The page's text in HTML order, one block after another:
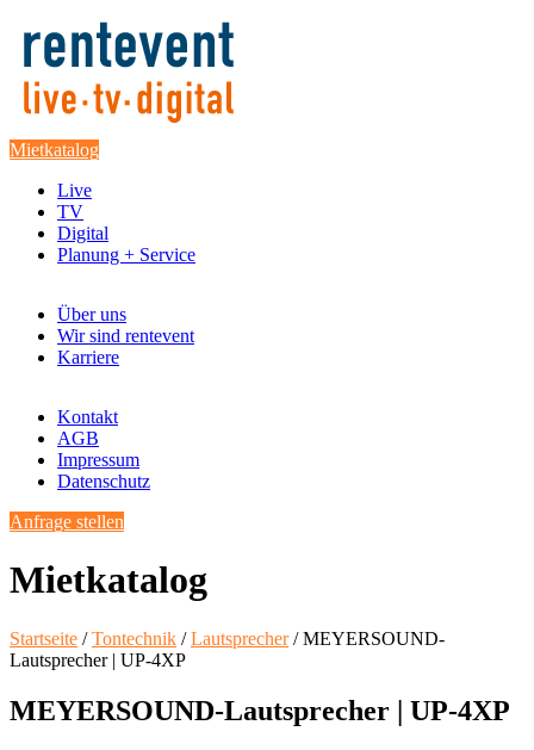
Mietkatalog
Live
TV
Digital
Planung + Service
Über uns
Wir sind rentevent
Karriere
Kontakt
AGB
Impressum
Datenschutz
Anfrage stellen
Mietkatalog
Startseite /Tontechnik /Lautsprecher/ MEYERSOUND-
Lautsprecher | UP-4XP
MEYERSOUND-Lautsprecher | UP-4XP